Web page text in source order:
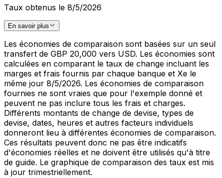
Taux obtenus le 8/5/2026
En savoir plus
Les économies de comparaison sont basées sur un seul
transfert de GBP 20,000 vers USD. Les économies sont
calculées en comparant le taux de change incluant les
marges et frais fournis par chaque banque et Xe le
même jour 8/5/2026. Les économies de comparaison
fournies ne sont vraies que pour l'exemple donné et
peuvent ne pas inclure tous les frais et charges.
Différents montants de change de devise, types de
devise, dates, heures et autres facteurs individuels
donneront lieu à différentes économies de comparaison.
Ces résultats peuvent donc ne pas être indicatifs
d'économies réelles et ne doivent être utilisés qu'à titre
de guide. Le graphique de comparaison des taux est mis
à jour trimestriellement.